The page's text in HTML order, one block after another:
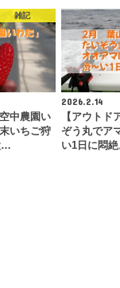
雑記
中農園い
いちご狩
…
2026.2.14
【アウトド
ぞう丸でア
い1日に悶